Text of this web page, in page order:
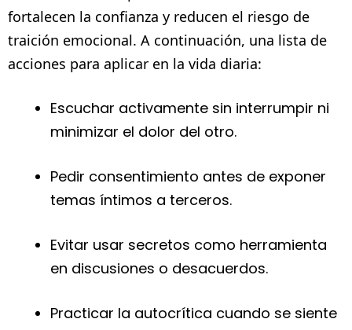
fortalecen la confianza y reducen el riesgo de
traición emocional. A continuación, una lista de
acciones para aplicar en la vida diaria:
Escuchar activamente sin interrumpir ni
minimizar el dolor del otro.
Pedir consentimiento antes de exponer
temas íntimos a terceros.
Evitar usar secretos como herramienta
en discusiones o desacuerdos.
Practicar la autocrítica cuando se siente